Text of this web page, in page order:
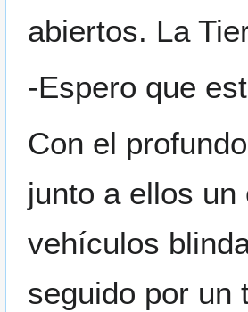
abiertos. La
-Espero que
Con el
junto a ellos
vehículos
seguido por un